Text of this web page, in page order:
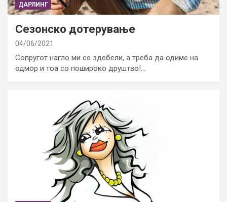
ДАРЛИНГ
Сезонско дотерување
04/06/2021
Сопругот нагло ми се здебели, а треба да одиме на
одмор и тоа со пошироко друштво!…